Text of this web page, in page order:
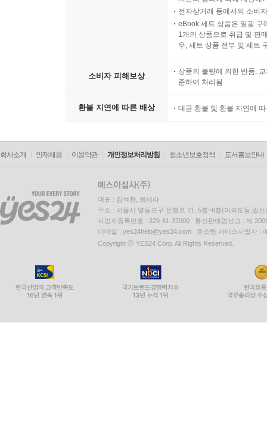
전자상거래 등에서의 소비
eBook 세트 상품은 일괄 구
1개의 상품으로 취급 및 판
우, 세트 상품 전부 및 세트
소비자 피해보상
상품의 불량에 의한 반품,
준하여 처리됨
환불 지연에 따른 배상 대금 환불 및 환불 지연에
회사소개 인재채용 이용약관 개인정보처리방침 청소년보호정책 도서홍보안내
대표 : 김석환, 최세라
주소 : 서울시 영등포구 은행로 11, 5층~6층(여의도동,일신
사업자등록번호 : 229-81-37000 통신판매업신고 : 제
이메일 : yes24help@yes24.com 호스팅 서비스사업자 :
Copyright ⓒ YES24 Corp. All Rights Reserved.